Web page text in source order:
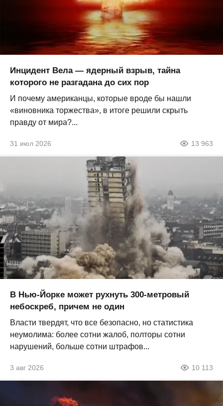
Инцидент Вела — ядерный взрыв, тайна
которого не разгадана до сих пор
И почему американцы, которые вроде бы нашли
«виновника торжества», в итоге решили скрыть
правду от мира?...
31 июл 2026 13 963
В Нью-Йорке может рухнуть 300-метровый
небоскреб, причем не один
Власти твердят, что все безопасно, но статистика
неумолима: более сотни жалоб, полторы сотни
нарушений, больше сотни штрафов...
3 авг 2026 10 113